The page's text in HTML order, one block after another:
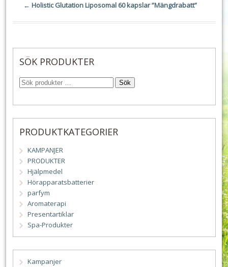
← Holistic Glutation Liposomal 60 kapslar ”Mängdrabatt”
SÖK PRODUKTER
Sök
PRODUKTKATEGORIER
KAMPANJER
PRODUKTER
Hjälpmedel
Hörapparatsbatterier
parfym
Aromaterapi
Presentartiklar
Spa-Produkter
Kampanjer